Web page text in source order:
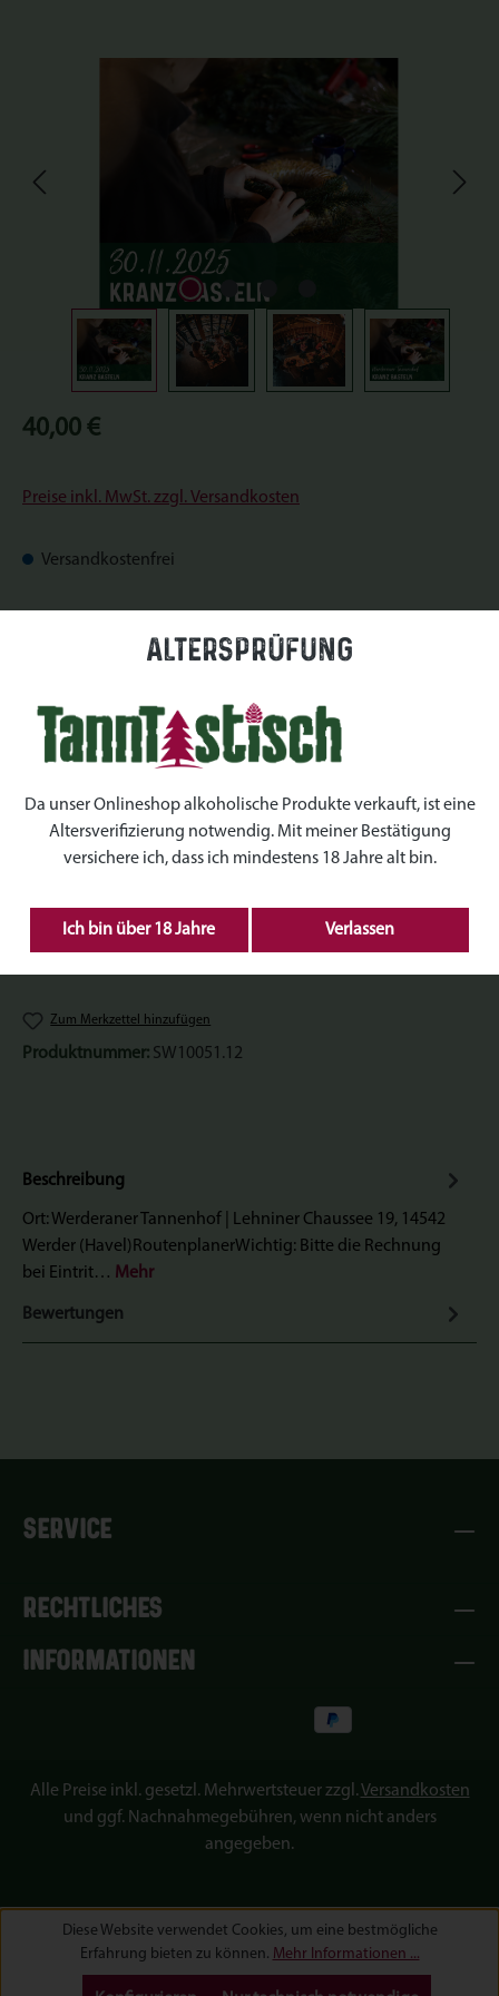
Regulärer Preis:
40,00 €
Preise inkl. MwSt. zzgl. Versandkosten
Versandkostenfrei
Uhrzeitenauswählen
auswählen
Produkt Anzahl: Gib den gewünschten Wert
IN DEN WARENKORB
Zum Merkzettel hinzufügen
Produktnummer: SW10051.12
Beschreibung
Ort: Werderaner Tannenhof | Lehniner Chaussee 19, 14542
Werder (Havel)RoutenplanerWichtig: Bitte die Rechnung
bei Eintrit… Mehr
Bewertungen
SERVICE
RECHTLICHES
INFORMATIONEN
Alle Preise inkl. gesetzl. Mehrwertsteuer zzgl. Versandkosten
und ggf. Nachnahmegebühren, wenn nicht anders
angegeben.
Diese Website verwendet Cookies, um eine bestmögliche
Erfahrung bieten zu können. Mehr Informationen ...
Altersprüfung
Da unser Onlineshop alkoholische Produkte verkauft, ist eine
Altersverifizierung notwendig. Mit meiner Bestätigung
versichere ich, dass ich mindestens 18 Jahre alt bin.
Ich bin über 18 Jahre Verlassen